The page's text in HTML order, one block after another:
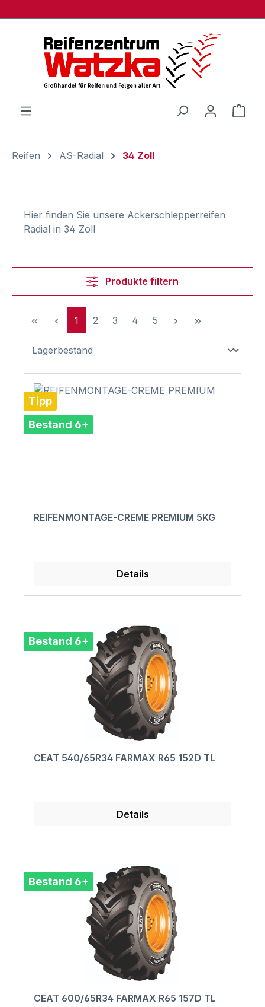
Reifen AS-Radial 34 Zoll
Hier finden Sie unsere Ackerschlepperreifen
Radial in 34 Zoll
Produkte filtern
Seite
1 Seite
2 Seite
3 Seite
4 Seite
5
Tipp
Bestand 6+
REIFENMONTAGE-CREME PREMIUM 5KG
Details
Bestand 6+
CEAT 540/65R34 FARMAX R65 152D TL
Details
Bestand 6+
CEAT 600/65R34 FARMAX R65 157D TL